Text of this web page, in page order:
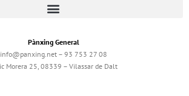
Pànxing General
info@panxing.net – 93 753 27 08
Morera 25, 08339 – Vilassar de Dalt